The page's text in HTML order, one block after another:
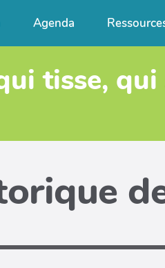
Agenda
tisse, qui